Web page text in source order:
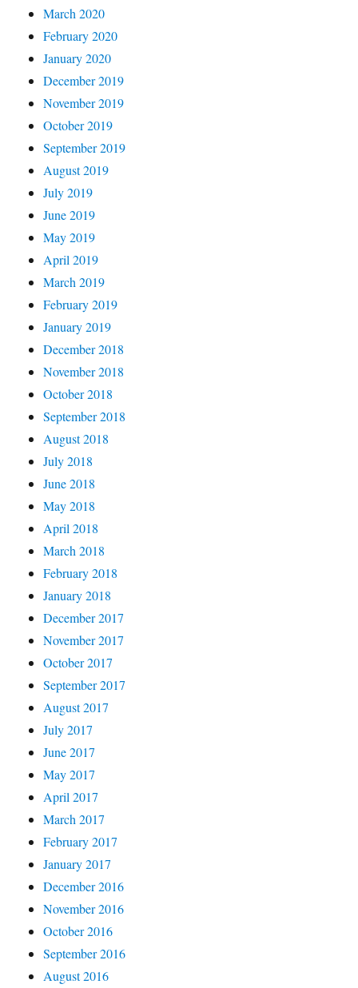
March 2020
February 2020
January 2020
December 2019
November 2019
October 2019
September 2019
August 2019
July 2019
June 2019
May 2019
April 2019
March 2019
February 2019
January 2019
December 2018
November 2018
October 2018
September 2018
August 2018
July 2018
June 2018
May 2018
April 2018
March 2018
February 2018
January 2018
December 2017
November 2017
October 2017
September 2017
August 2017
July 2017
June 2017
May 2017
April 2017
March 2017
February 2017
January 2017
December 2016
November 2016
October 2016
September 2016
August 2016